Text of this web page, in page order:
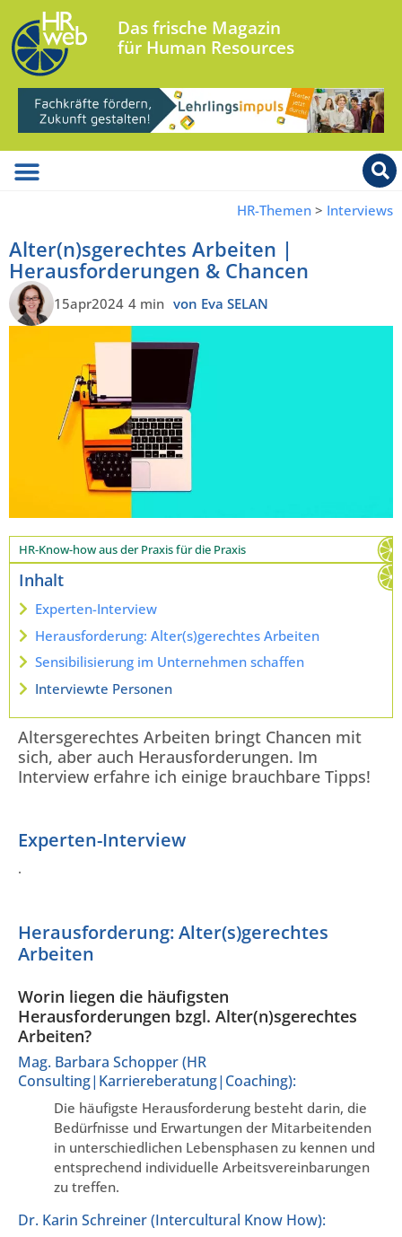
Das frische Magazin
für Human Resources
HR-Themen > Interviews
Alter(n)sgerechtes Arbeiten |
Herausforderungen & Chancen
15apr2024 4 min von Eva SELAN
HR-Know-how aus der Praxis für die Praxis
Inhalt
Experten-Interview
Herausforderung: Alter(s)gerechtes Arbeiten
Sensibilisierung im Unternehmen schaffen
Interviewte Personen
Altersgerechtes Arbeiten bringt Chancen mit
sich, aber auch Herausforderungen. Im
Interview erfahre ich einige brauchbare Tipps!
Experten-Interview
.
Herausforderung: Alter(s)gerechtes
Arbeiten
Worin liegen die häufigsten
Herausforderungen bzgl. Alter(n)sgerechtes
Arbeiten?
Mag. Barbara Schopper (HR
Consulting|Karriereberatung|Coaching):
Die häufigste Herausforderung besteht darin, die
Bedürfnisse und Erwartungen der Mitarbeitenden
in unterschiedlichen Lebensphasen zu kennen und
entsprechend individuelle Arbeitsvereinbarungen
zu treffen.
Dr. Karin Schreiner (Intercultural Know How):